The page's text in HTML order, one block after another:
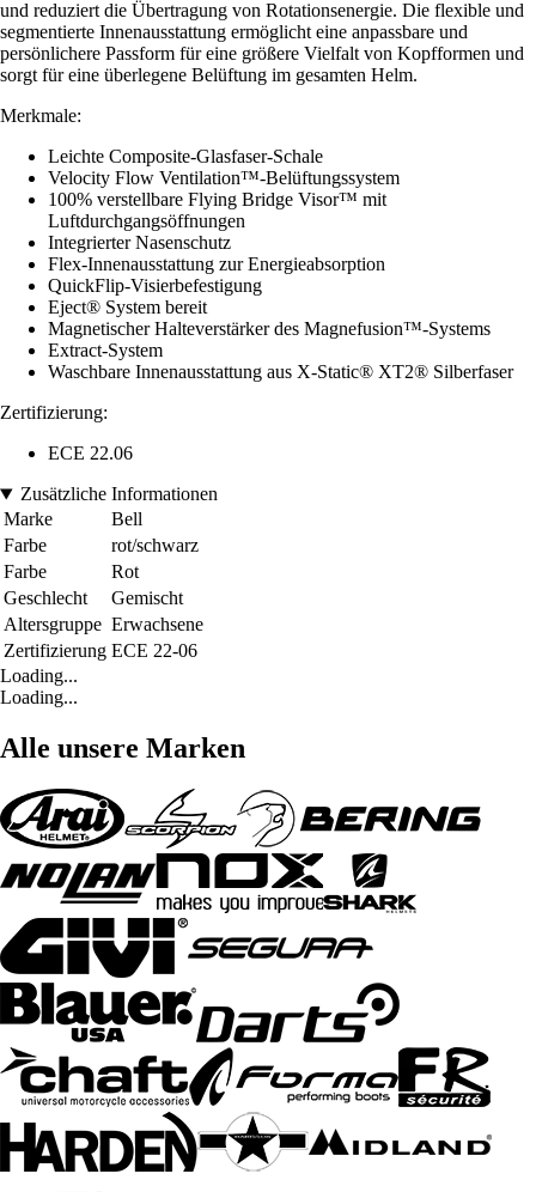
und reduziert die Übertragung von Rotationsenergie. Die flexible und
segmentierte Innenausstattung ermöglicht eine anpassbare und
persönlichere Passform für eine größere Vielfalt von Kopfformen und
sorgt für eine überlegene Belüftung im gesamten Helm.
Merkmale:
Leichte Composite-Glasfaser-Schale
Velocity Flow Ventilation™-Belüftungssystem
100% verstellbare Flying Bridge Visor™ mit
Luftdurchgangsöffnungen
Integrierter Nasenschutz
Flex-Innenausstattung zur Energieabsorption
QuickFlip-Visierbefestigung
Eject® System bereit
Magnetischer Halteverstärker des Magnefusion™-Systems
Extract-System
Waschbare Innenausstattung aus X-Static® XT2® Silberfaser
Zertifizierung:
ECE 22.06
Zusätzliche Informationen
Marke
Bell
Farbe
rot/schwarz
Farbe
Rot
Geschlecht
Gemischt
Altersgruppe Erwachsene
Zertifizierung ECE 22-06
Loading...
Loading...
Alle unsere Marken